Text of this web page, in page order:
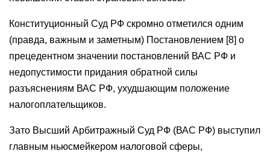
Конституционный Суд РФ скромно отметился одним
(правда, важным и заметным) Постановлением [8] о
прецедентном значении постановлений ВАС РФ и
недопустимости придания обратной силы
разъяснениям ВАС РФ, ухудшающим положение
налогоплательщиков.
Зато Высший Арбитражный Суд РФ (ВАС РФ) выступил
главным ньюсмейкером налоговой сферы,